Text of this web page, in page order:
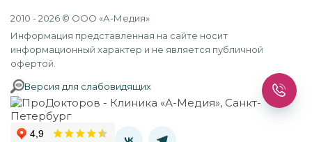
2010 - 2026 © ООО «А-Медия»
Информация представленная на сайте носит
информационный характер и не является публичной
офертой.
Версия для слабовидящих